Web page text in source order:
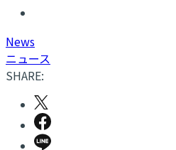
News
ニュース
SHARE: